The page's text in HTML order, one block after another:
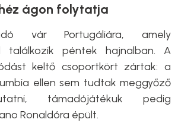
ágon folytatja
vár Portugáliára, amely
találkozik péntek hajnalban. A
keltő csoportkört zártak: a
ellen sem tudtak meggyőző
támadójátékuk pedig
Ronaldóra épült.